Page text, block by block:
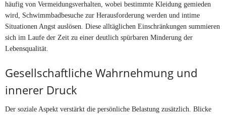
häufig von Vermeidungsverhalten, wobei bestimmte Kleidung gemieden
wird, Schwimmbadbesuche zur Herausforderung werden und intime
Situationen Angst auslösen. Diese alltäglichen Einschränkungen summieren
sich im Laufe der Zeit zu einer deutlich spürbaren Minderung der
Lebensqualität.
Gesellschaftliche Wahrnehmung und
innerer Druck
Der soziale Aspekt verstärkt die persönliche Belastung zusätzlich. Blicke